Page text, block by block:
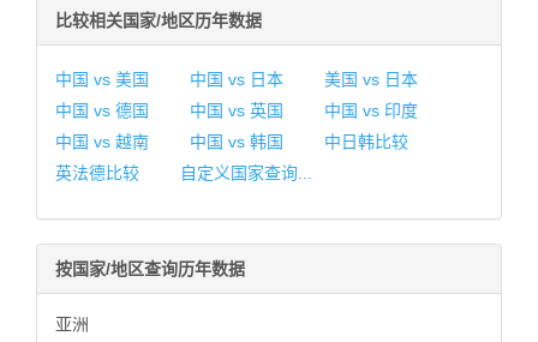
比较相关国家/地区历年数据
中国 vs 美国 中国 vs 日本
美国 vs 日本
中国 vs 德国
中国 vs 英国
中国 vs 印度
中国 vs 越南
中国 vs 韩国
中日韩比较
英法德比较
自定义国家查询...
按国家/地区查询历年数据
亚洲